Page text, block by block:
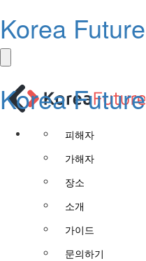
Korea Future
Korea Future
피해자
가해자
장소
소개
가이드
문의하기